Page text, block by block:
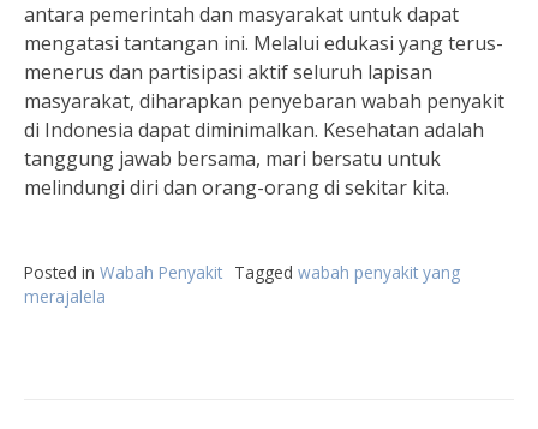
antara pemerintah dan masyarakat untuk dapat
mengatasi tantangan ini. Melalui edukasi yang terus-
menerus dan partisipasi aktif seluruh lapisan
masyarakat, diharapkan penyebaran wabah penyakit
di Indonesia dapat diminimalkan. Kesehatan adalah
tanggung jawab bersama, mari bersatu untuk
melindungi diri dan orang-orang di sekitar kita.
Posted in Wabah Penyakit Tagged wabah penyakit yang
merajalela